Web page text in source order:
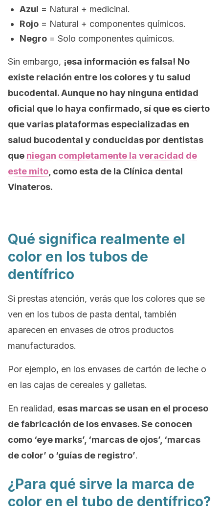
Azul = Natural + medicinal.
Rojo = Natural + componentes químicos.
Negro = Solo componentes químicos.
Sin embargo, ¡esa información es falsa! No
existe relación entre los colores y tu salud
bucodental. Aunque no hay ninguna entidad
oficial que lo haya confirmado, sí que es cierto
que varias plataformas especializadas en
salud bucodental y conducidas por dentistas
que niegan completamente la veracidad de
este mito , como esta de la Clínica dental
Vinateros.
Qué significa realmente el
color en los tubos de
dentífrico
Si prestas atención, verás que los colores que se
ven en los tubos de pasta dental, también
aparecen en envases de otros productos
manufacturados.
Por ejemplo, en los envases de cartón de leche o
en las cajas de cereales y galletas.
En realidad, esas marcas se usan en el proceso
de fabricación de los envases. Se conocen
como ‘eye marks’, ‘marcas de ojos’, ‘marcas
de color’ o ‘guías de registro’.
¿Para qué sirve la marca de
color en el tubo de dentífrico?